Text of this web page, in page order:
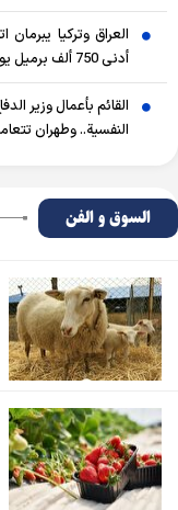
العراق وتركيا
أدنى 750 ألف برميل يومياً
القائم بأعمال وزير
النفسية.. وطهران
السوق و الفن